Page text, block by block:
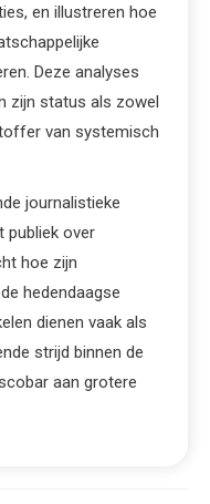
en illustreren hoe
Deze analyses
zijn status als zowel
van systemisch
journalistieke
publiek over
hoe zijn
hedendaagse
dienen vaak als
strijd binnen de
aan grotere